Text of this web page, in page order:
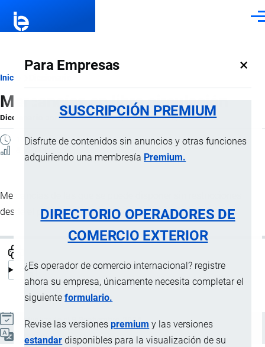
Para Empresas ×
SUSCRIPCIÓN PREMIUM
Disfrute de contenidos sin anuncios y otras funciones
adquiriendo una membresía Premium.
DIRECTORIO OPERADORES DE
COMERCIO EXTERIOR
¿Es operador de comercio internacional? registre
ahora su empresa, únicamente necesita completar el
siguienteformulario.
Revise las versionespremium y las versiones
estandar disponibles para la visualización de su
Ruta
de
navegación
Inicio
Mercancías en libre circulación
Diccionario porImportaciones …, 8 Septiembre, 2024
1 MINUTO
Mercancías de las que se puede disponer sin restricciones
desde el punto de vista aduanero.
Actualizado el 9 Septiembre, 2024
Español